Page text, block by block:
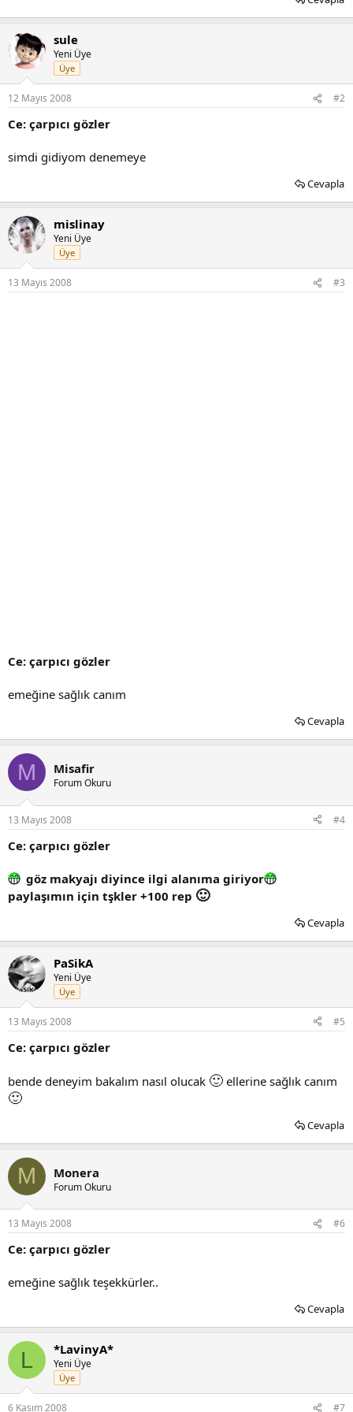
sule
Yeni Üye
Üye
12 Mayıs 2008 #2
Ce: çarpıcı gözler
simdi gidiyom denemeye
Cevapla
mislinay
Yeni Üye
Üye
13 Mayıs 2008 #3
Ce: çarpıcı gözler
emeğine sağlık canım
Cevapla
M Misafir
Forum Okuru
13 Mayıs 2008 #4
Ce: çarpıcı gözler
göz makyajı diyince ilgi alanıma giriyor
paylaşımın için tşkler +100 rep 🙂
Cevapla
PaSikA
Yeni Üye
Üye
13 Mayıs 2008 #5
Ce: çarpıcı gözler
bende deneyim bakalım nasıl olucak 🙂 ellerine sağlık canım
🙂
Cevapla
M Monera
Forum Okuru
13 Mayıs 2008 #6
Ce: çarpıcı gözler
emeğine sağlık teşekkürler..
Cevapla
L *LavinyA*
Yeni Üye
Üye
6 Kasım 2008 #7